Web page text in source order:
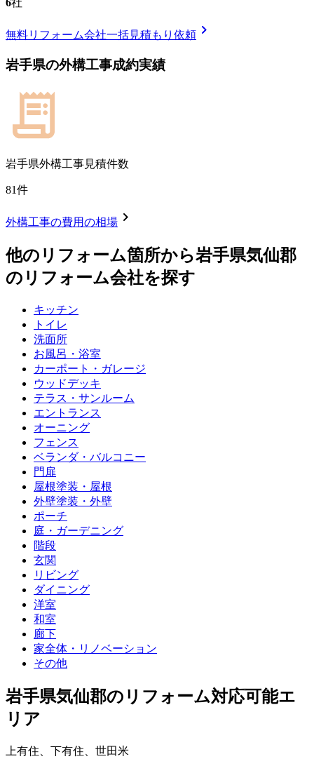
6社
無料リフォーム会社一括見積もり依頼 chevron_right
岩手県の外構工事成約実績
岩手県外構工事見積件数
81件
外構工事の費用の相場 chevron_right
他のリフォーム箇所から岩手県気仙郡
のリフォーム会社を探す
キッチン
トイレ
洗面所
お風呂・浴室
カーポート・ガレージ
ウッドデッキ
テラス・サンルーム
エントランス
オーニング
フェンス
ベランダ・バルコニー
門扉
屋根塗装・屋根
外壁塗装・外壁
ポーチ
庭・ガーデニング
階段
玄関
リビング
ダイニング
洋室
和室
廊下
家全体・リノベーション
その他
岩手県気仙郡のリフォーム対応可能エ
リア
上有住 下有住 世田米